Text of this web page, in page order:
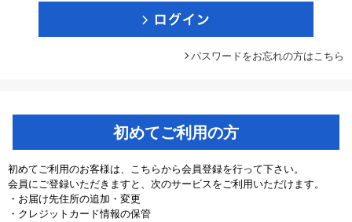
パスワードをお忘れの方はこちら
初めてご利用の方
初めてご利用のお客様は、こちらから会員登録を行って下さい。
会員にご登録いただきますと、次のサービスをご利用いただけます。
・お届け先住所の追加・変更
・クレジットカード情報の保管